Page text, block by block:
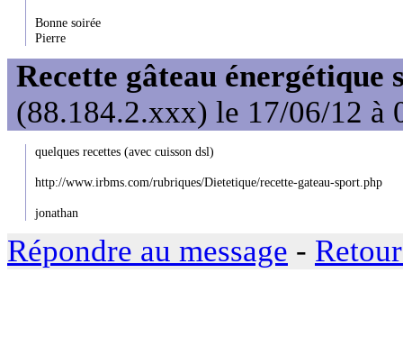
Bonne soirée
Pierre
Recette gâteau énergétique
(88.184.2.xxx) le 17/06/12 à
quelques recettes (avec cuisson dsl)
http://www.irbms.com/rubriques/Dietetique/recette-gateau-sport.php
jonathan
Répondre au message -